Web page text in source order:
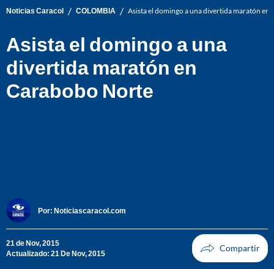
Noticias Caracol / COLOMBIA / Asista el domingo a una divertida maratón en
Asista el domingo a una
divertida maratón en
Carabobo Norte
Por: Noticiascaracol.com
21 de Nov, 2015
Actualizado: 21 De Nov, 2015